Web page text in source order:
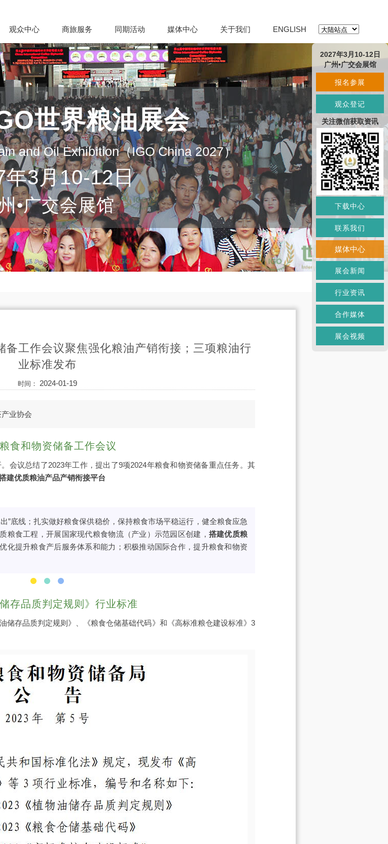
观众中心 商旅服务 同期活动 媒体中心 关于我们 ENGLISH
世界粮油展会
and Oil Exhibition（IGO China 2027）
年3月10-12日
•广交会展馆
备工作会议聚焦强化粮油产销衔接；三项粮油行
业标准发布
时间： 2024-01-19
业协会
食和物资储备工作会议
会议总结了2023年工作，提出了9项2024年粮食和物资储备重点任务。其
建优质粮油产品产销衔接平台
”底线；扎实做好粮食保供稳价，保持粮食市场平稳运行，健全粮食应急
粮食工程，开展国家现代粮食物流（产业）示范园区创建， 搭建优质粮
化提升粮食产后服务体系和能力；积极推动国际合作，提升粮食和物资
储存品质判定规则》行业标准
储存品质判定规则》、《粮食仓储基础代码》和《高标准粮仓建设标准》3
2027年3月10-12日
广州•广交会展馆
报名参展
观众登记
关注微信获取资讯
下载中心
联系我们
媒体中心
展会新闻
行业资讯
合作媒体
展会视频